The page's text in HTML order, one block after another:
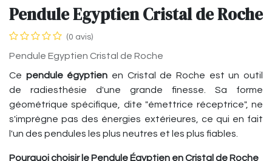
Pendule Egyptien Cristal de Roche
(0 avis)
Pendule Egyptien Cristal de Roche
Ce pendule égyptien en Cristal de Roche est un outil
de radiesthésie d'une grande finesse. Sa forme
géométrique spécifique, dite "émettrice réceptrice", ne
s'imprègne pas des énergies extérieures, ce qui en fait
l'un des pendules les plus neutres et les plus fiables.
Pourquoi choisir le Pendule Égyptien en Cristal de Roche